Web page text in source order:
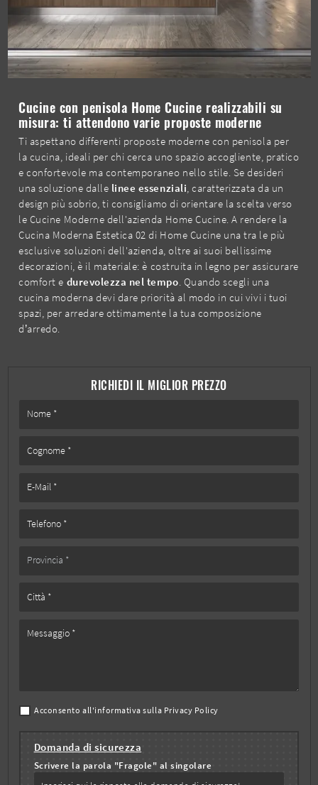
RICHIEDI IL MIGLIOR PREZZO
Acconsento all'informativa sulla Privacy Policy
Domanda di sicurezza
Scrivere la parola "Fragole" al singolare
Cucine con penisola Home Cucine realizzabili su
misura: ti attendono varie proposte moderne
Ti aspettano differenti proposte moderne con penisola per
la cucina, ideali per chi cerca uno spazio accogliente, pratico
e confortevole ma contemporaneo nello stile. Se desideri
una soluzione dalle linee essenziali, caratterizzata da un
design più sobrio, ti consigliamo di orientare la scelta verso
le Cucine Moderne dell'azienda Home Cucine. A rendere la
Cucina Moderna Estetica 02 di Home Cucine una tra le più
esclusive soluzioni dell'azienda, oltre ai suoi bellissime
decorazioni, è il materiale: è costruita in legno per assicurare
comfort e durevolezza nel tempo. Quando scegli una
cucina moderna devi dare priorità al modo in cui vivi i tuoi
spazi, per arredare ottimamente la tua composizione
d’arredo.